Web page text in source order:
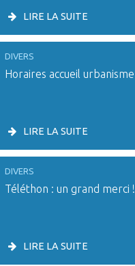
LIRE LA SUITE
DIVERS
Horaires accueil urbanisme
LIRE LA SUITE
DIVERS
Téléthon : un grand merci !
LIRE LA SUITE